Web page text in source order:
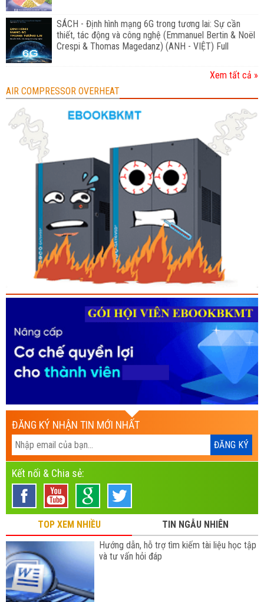
SÁCH - Định hình mạng 6G trong tương lai: Sự cần
thiết, tác động và công nghệ (Emmanuel Bertin & Noël
Crespi & Thomas Magedanz) (ANH - VIỆT) Full
Xem tất cả »
AIR COMPRESSOR OVERHEAT
ĐĂNG KÝ NHẬN TIN MỚI NHẤT
Kết nối & Chia sẻ:
TOP XEM NHIỀU
TIN NGẪU NHIÊN
Hướng dẫn, hỗ trợ tìm kiếm tài liệu học tập
và tư vấn hỏi đáp